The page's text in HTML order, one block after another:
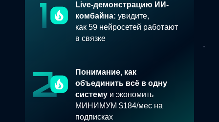
Live-демонстрацию ИИ-
комбайна: увидите,
как 59 нейросетей работают
в связке
Понимание, как
объединить всё в одну
систему и экономить
МИНИМУМ $184/мес на
подписках